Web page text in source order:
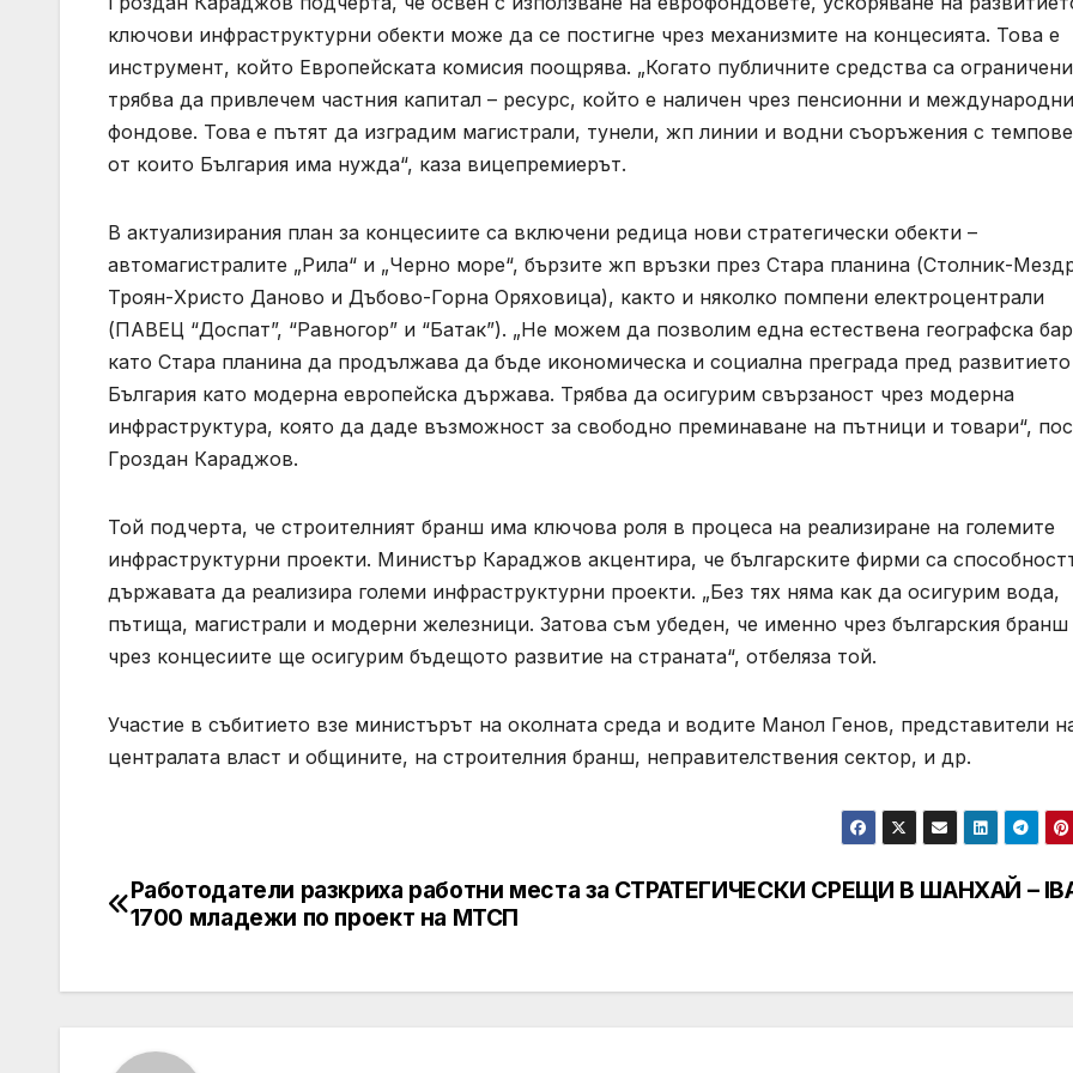
ключови инфраструктурни обекти може да се постигне чрез механизмите на концесията. Това е
инструмент, който Европейската комисия поощрява. „Когато публичните средства са
трябва да привлечем частния капитал – ресурс, който е наличен чрез пенсионни и международни
фондове. Това е пътят да изградим магистрали, тунели, жп линии и водни съоръжения с
от които България има нужда“, каза вицепремиерът.
В актуализирания план за концесиите са включени редица нови стратегически обекти –
автомагистралите „Рила“ и „Черно море“, бързите жп връзки през Стара планина (Столник-
Троян-Христо Даново и Дъбово-Горна Оряховица), както и няколко помпени електроцентрали
(ПАВЕЦ “Доспат”, “Равногор” и “Батак”). „Не можем да позволим една естествена географска
като Стара планина да продължава да бъде икономическа и социална преграда пред
България като модерна европейска държава. Трябва да осигурим свързаност чрез модерна
инфраструктура, която да даде възможност за свободно преминаване на пътници и товари“,
Гроздан Караджов.
Той подчерта, че строителният бранш има ключова роля в процеса на реализиране на големите
инфраструктурни проекти. Министър Караджов акцентира, че българските фирми са
държавата да реализира големи инфраструктурни проекти. „Без тях няма как да осигурим вода,
пътища, магистрали и модерни железници. Затова съм убеден, че именно чрез българския бранш
чрез концесиите ще осигурим бъдещото развитие на страната“, отбеляза той.
Участие в събитието взе министърът на околната среда и водите Манол Генов, представители
централата власт и общините, на строителния бранш, неправителствения сектор, и др.
Post
СТРАТЕГИЧЕСКИ СРЕЩИ В ШАНХАЙ –
Работодатели разкриха работни места за
1700 младежи по проект на МТСП